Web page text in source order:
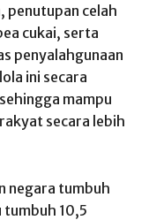
penutupan celah
cukai, serta
penyalahgunaan
ini secara
mampu
secara lebih
negara tumbuh
10,5